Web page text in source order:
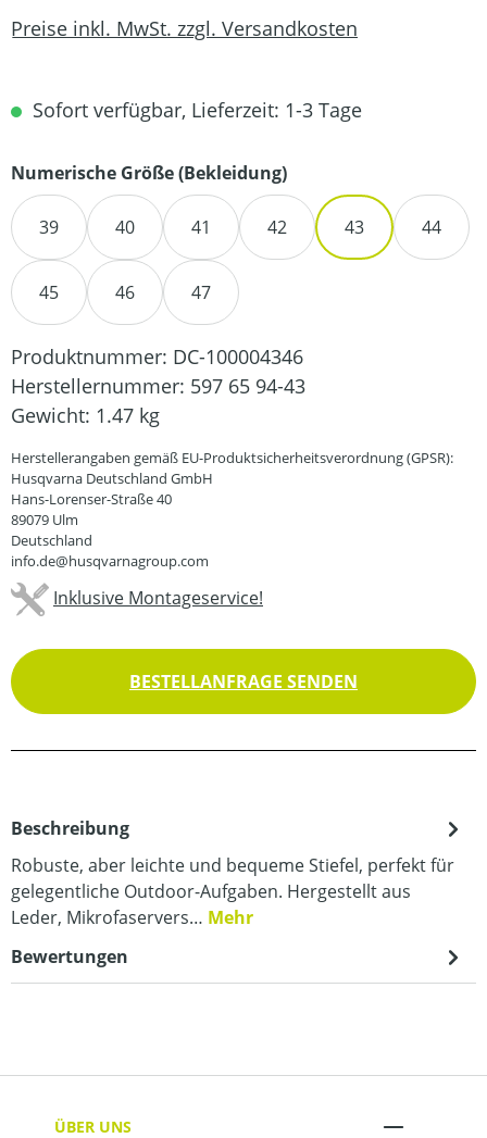
Preise inkl. MwSt. zzgl. Versandkosten
Sofort verfügbar, Lieferzeit: 1-3 Tage
Numerische Größe (Bekleidung)auswählen
39 40 41 42 43 44
45 46 47
Produktnummer: DC-100004346
Herstellernummer: 597 65 94-43
Gewicht: 1.47 kg
Herstellerangaben gemäß EU-Produktsicherheitsverordnung (GPSR):
Husqvarna Deutschland GmbH
Hans-Lorenser-Straße 40
89079 Ulm
Deutschland
info.de@husqvarnagroup.com
Inklusive Montageservice!
BESTELLANFRAGE SENDEN
Beschreibung
Robuste, aber leichte und bequeme Stiefel, perfekt für
gelegentliche Outdoor-Aufgaben. Hergestellt aus
Leder, Mikrofaservers… Mehr
Bewertungen
ÜBER UNS